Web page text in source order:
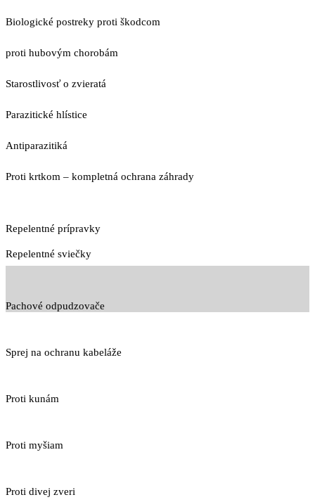
Biologické postreky proti škodcom
proti hubovým chorobám
Starostlivosť o zvieratá
Parazitické hlístice
Antiparazitiká
Proti krtkom – kompletná ochrana záhrady
Repelentné prípravky
Repelentné sviečky
Pachové odpudzovače
Sprej na ochranu kabeláže
Proti kunám
Proti myšiam
Proti divej zveri